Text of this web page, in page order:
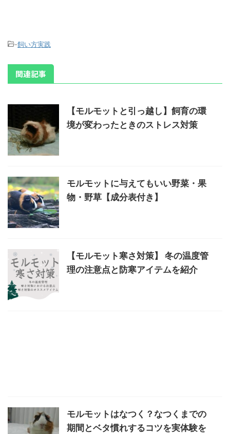
-飼い方実践
関連記事
【モルモットと引っ越し】飼育の環
境が変わったときのストレス対策
モルモットに与えてもいい野菜・果
物・野草【成分表付き】
【モルモット寒さ対策】 冬の温度管
理の注意点と防寒アイテムを紹介
モルモットはなつく？なつくまでの
期間とベタ慣れするコツを実体験を